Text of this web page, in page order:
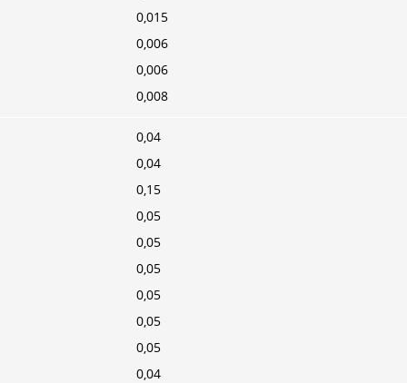
0,015
0,006
0,006
0,008
0,04
0,04
0,15
0,05
0,05
0,05
0,05
0,05
0,05
0,04